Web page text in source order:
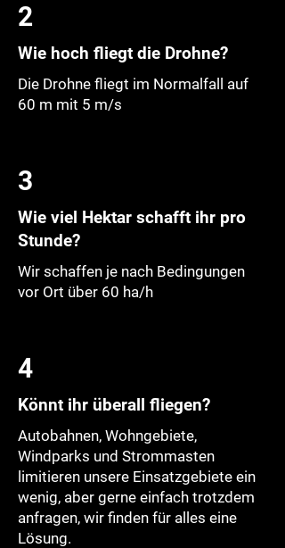
2
Wie hoch fliegt die Drohne?
Die Drohne fliegt im Normalfall auf
60 m mit 5 m/s
3
Wie viel Hektar schafft ihr pro
Stunde?
Wir schaffen je nach Bedingungen
vor Ort über 60 ha/h
4
Könnt ihr überall fliegen?
Autobahnen, Wohngebiete,
Windparks und Strommasten
limitieren unsere Einsatzgebiete ein
wenig, aber gerne einfach trotzdem
anfragen, wir finden für alles eine
Lösung.